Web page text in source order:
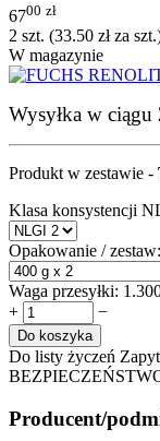
6700 zł
2 szt. (33.50 złza
W magazynie
Wysyłka w ciągu
Produkt w zestawie -
Klasa konsystencji
Opakowanie / zestaw:
Waga przesyłki:
+
−
Do koszyka
Do listy życzeń
Producent/